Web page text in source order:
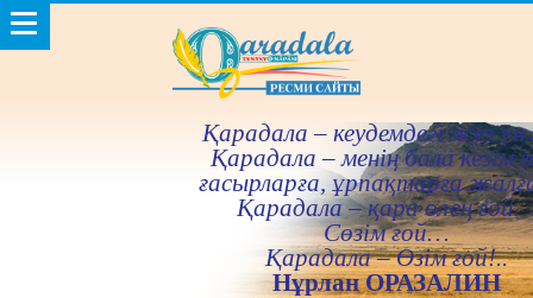
Қарадала – кеудемдегi жез үн
Қарадала – менiң бала кезiм
ғасырларға, ұрпақтарға
Қарадала – қара өлең
Сөзiм ғой…
Қарадала – Өзiм ғой!..
Нұрлан ОРАЗАЛИН